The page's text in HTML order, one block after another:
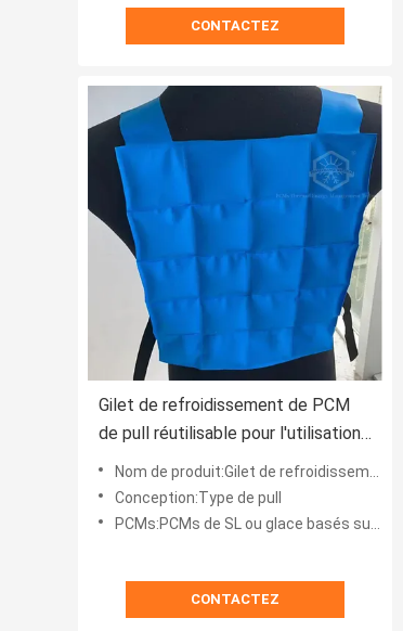
CONTACTEZ
Gilet de refroidissement de PCM
de pull réutilisable pour l'utilisation
de polyvalence
Nom de produit:Gilet de refroidissement de dessus de réservoir de changement de phase
Conception:Type de pull
PCMs:PCMs de SL ou glace basés sur bio pouched
CONTACTEZ